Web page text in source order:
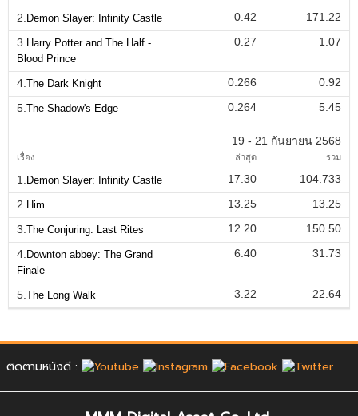
2. Demon Slayer: Infinity Castle 0.42
171.22
3. Harry Potter and The Half -
Blood Prince
0.27 1.07
4. The Dark Knight 0.266
0.92
5. The Shadow's Edge 0.264 5.45
19 - 21 กันยายน 2568
เรื่อง ล่าสุด รวม
1. Demon Slayer: Infinity Castle 17.30
104.733
2. Him 13.25
13.25
3. The Conjuring: Last Rites 12.20
150.50
4. Downton abbey: The Grand
Finale
6.40 31.73
5. The Long Walk 3.22 22.64
ติดตามหนังดี :